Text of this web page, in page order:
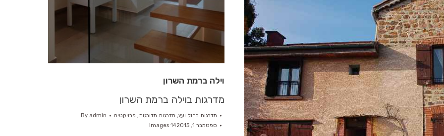
וילה ברמת השרון
מדרגות בוילה ברמת השרון
מדרגות ברזל ועץ, מדרגות מדורגות, פרויקטים By admin
ספטמבר 1, 2015
14 images